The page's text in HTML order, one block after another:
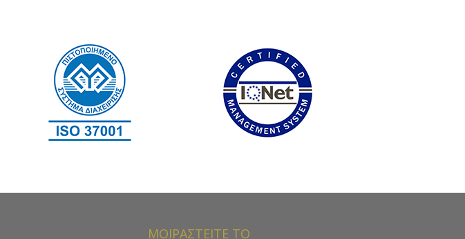
ΜΟΙΡΑΣΤΕΙΤΕ ΤΟ